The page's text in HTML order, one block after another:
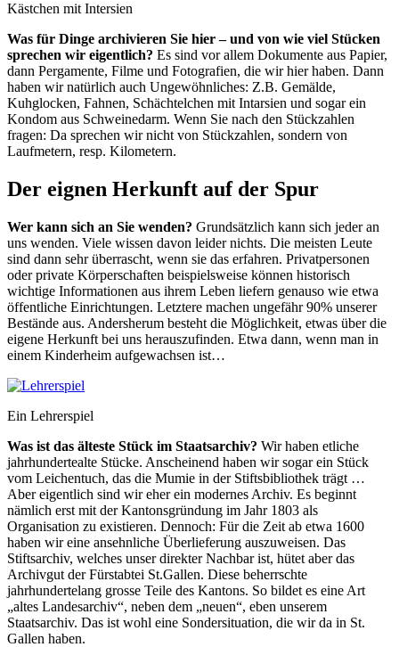
Kästchen mit Intersien
Was für Dinge archivieren Sie hier – und von wie viel Stücken
sprechen wir eigentlich? Es sind vor allem Dokumente aus Papier,
dann Pergamente, Filme und Fotografien, die wir hier haben. Dann
haben wir natürlich auch Ungewöhnliches: Z.B. Gemälde,
Kuhglocken, Fahnen, Schächtelchen mit Intarsien und sogar ein
Kondom aus Schweinedarm. Wenn Sie nach den Stückzahlen
fragen: Da sprechen wir nicht von Stückzahlen, sondern von
Laufmetern, resp. Kilometern.
Der eignen Herkunft auf der Spur
Wer kann sich an Sie wenden? Grundsätzlich kann sich jeder an
uns wenden. Viele wissen davon leider nichts. Die meisten Leute
sind dann sehr überrascht, wenn sie das erfahren. Privatpersonen
oder private Körperschaften beispielsweise können historisch
wichtige Informationen aus ihrem Leben liefern genauso wie etwa
öffentliche Einrichtungen. Letztere machen ungefähr 90% unserer
Bestände aus. Andersherum besteht die Möglichkeit, etwas über die
eigene Herkunft bei uns herauszufinden. Etwa dann, wenn man in
einem Kinderheim aufgewachsen ist…
Ein Lehrerspiel
Was ist das älteste Stück im Staatsarchiv? Wir haben etliche
jahrhundertealte Stücke. Anscheinend haben wir sogar ein Stück
vom Leichentuch, das die Mumie in der Stiftsbibliothek trägt …
Aber eigentlich sind wir eher ein modernes Archiv. Es beginnt
nämlich erst mit der Kantonsgründung im Jahr 1803 als
Organisation zu existieren. Dennoch: Für die Zeit ab etwa 1600
haben wir eine ansehnliche Überlieferung auszuweisen. Das
Stiftsarchiv, welches unser direkter Nachbar ist, hütet aber das
Archivgut der Fürstabtei St.Gallen. Diese beherrschte
jahrhundertelang grosse Teile des Kantons. So bildet es eine Art
„altes Landesarchiv“, neben dem „neuen“, eben unserem
Staatsarchiv. Das ist wohl eine Sondersituation, die wir da in St.
Gallen haben.